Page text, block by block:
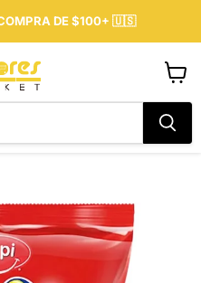
DE $100+ 🇺🇸
carrito